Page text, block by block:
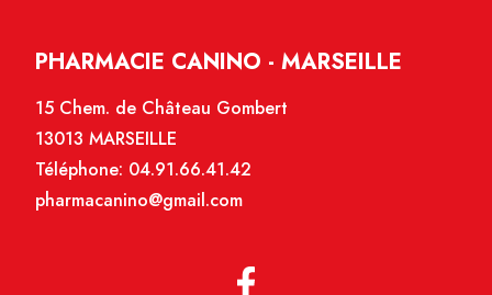
PHARMACIE CANINO - MARSEILLE
15 Chem. de Château Gombert
13013 MARSEILLE
Téléphone: 04.91.66.41.42
pharmacanino@gmail.com